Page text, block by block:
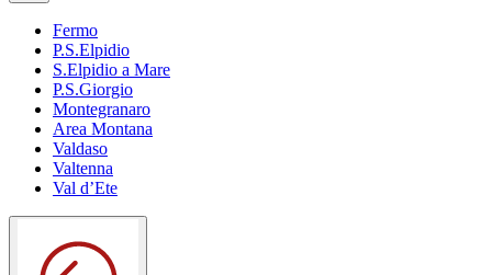
Fermo
P.S.Elpidio
S.Elpidio a Mare
P.S.Giorgio
Montegranaro
Area Montana
Valdaso
Valtenna
Val d’Ete